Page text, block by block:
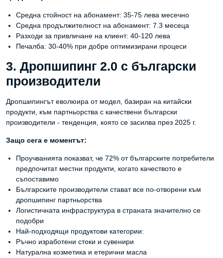
Средна стойност на абонамент: 35-75 лева месечно
Средна продължителност на абонамент: 7.3 месеца
Разходи за привличане на клиент: 40-120 лева
Печалба: 30-40% при добре оптимизирани процеси
3. Дропшипинг 2.0 с български
производители
Дропшипингът еволюира от модел, базиран на китайски
продукти, към партньорства с качествени български
производители - тенденция, която се засилва през 2025 г.
Защо сега е моментът:
Проучванията показват, че 72% от българските потребители
предпочитат местни продукти, когато качеството е
съпоставимо
Българските производители стават все по-отворени към
дропшипинг партньорства
Логистичната инфраструктура в страната значително се
подобри
Най-подходящи продуктови категории:
Ръчно изработени стоки и сувенири
Натурална козметика и етерични масла